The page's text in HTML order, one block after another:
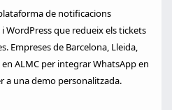
de notificacions
WordPress que redueix els tickets
Empreses de Barcelona, Lleida,
ALMC per integrar WhatsApp en
a una demo personalitzada.